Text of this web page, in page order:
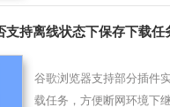
支持离线状态下保存下载任
谷歌浏览器支持部分插件
载任务，方便断网环境下